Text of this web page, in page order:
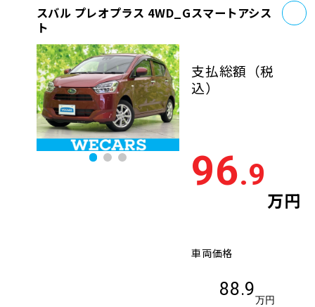
スバル プレオプラス 4WD_Gスマートアシス
ト
支払総額 （税
込）
96.9
万円
車両価格
88.9
万円